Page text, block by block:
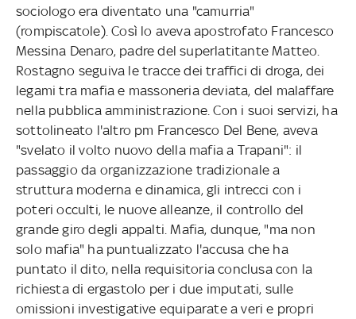
sociologo era diventato una "camurria"
(rompiscatole). Così lo aveva apostrofato Francesco
Messina Denaro, padre del superlatitante Matteo.
Rostagno seguiva le tracce dei traffici di droga, dei
legami tra mafia e massoneria deviata, del malaffare
nella pubblica amministrazione. Con i suoi servizi, ha
sottolineato l'altro pm Francesco Del Bene, aveva
"svelato il volto nuovo della mafia a Trapani": il
passaggio da organizzazione tradizionale a
struttura moderna e dinamica, gli intrecci con i
poteri occulti, le nuove alleanze, il controllo del
grande giro degli appalti. Mafia, dunque, "ma non
solo mafia" ha puntualizzato l'accusa che ha
puntato il dito, nella requisitoria conclusa con la
richiesta di ergastolo per i due imputati, sulle
omissioni investigative equiparate a veri e propri